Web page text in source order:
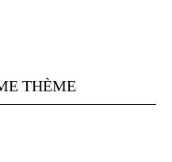
THÈME